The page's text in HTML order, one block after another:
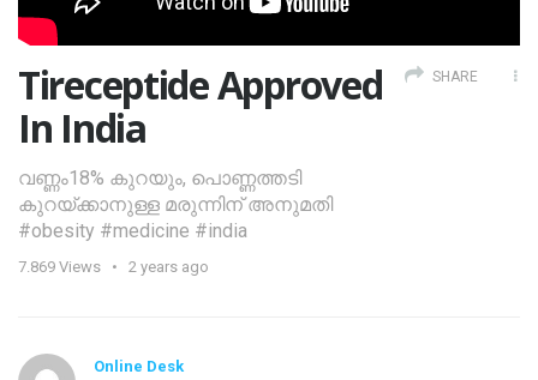
Tireceptide Approved
In India
വണ്ണം18% കുറയും, പൊണ്ണത്തടി
കുറയ്ക്കാനുള്ള മരുന്നിന് അനുമതി
#obesity #medicine #india
7.869 Views 2 years ago
SHARE
Online Desk